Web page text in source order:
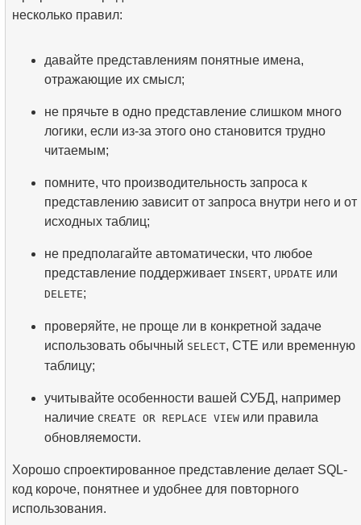
несколько правил:
давайте представлениям понятные имена,
отражающие их смысл;
не прячьте в одно представление слишком много
логики, если из-за этого оно становится трудно
читаемым;
помните, что производительность запроса к
представлению зависит от запроса внутри него и от
исходных таблиц;
не предполагайте автоматически, что любое
представление поддерживает INSERT, UPDATE или
DELETE;
проверяйте, не проще ли в конкретной задаче
использовать обычный SELECT, CTE или временную
таблицу;
учитывайте особенности вашей СУБД, например
наличие CREATE OR REPLACE VIEW или правила
обновляемости.
Хорошо спроектированное представление делает SQL-
код короче, понятнее и удобнее для повторного
использования.